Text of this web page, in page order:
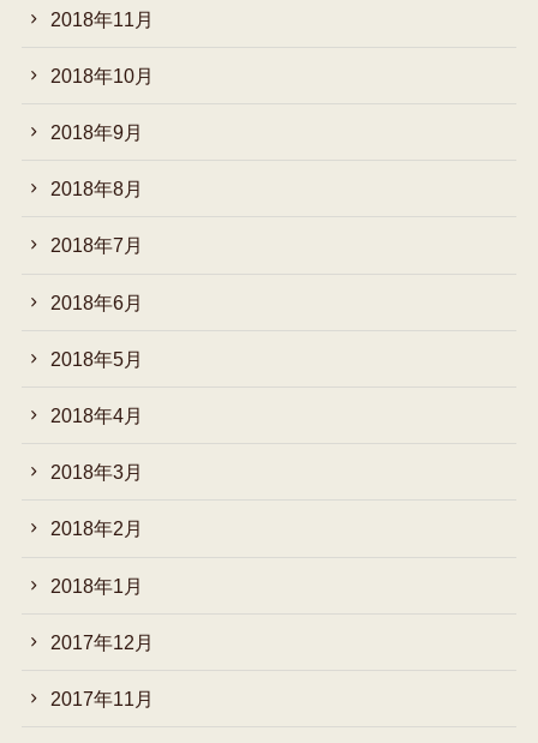
2018年11月
2018年10月
2018年9月
2018年8月
2018年7月
2018年6月
2018年5月
2018年4月
2018年3月
2018年2月
2018年1月
2017年12月
2017年11月